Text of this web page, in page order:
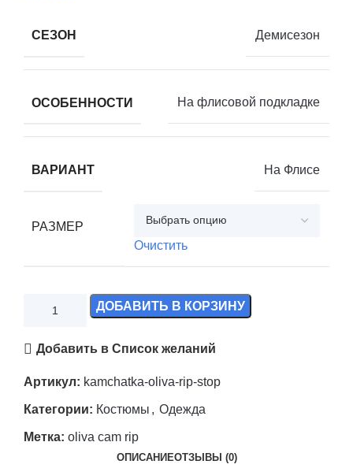
СЕЗОН Демисезон
ОСОБЕННОСТИ На флисовой подкладке
ВАРИАНТ На Флисе
РАЗМЕР
Очистить
ДОБАВИТЬ В КОРЗИНУ
Добавить в Список желаний
Артикул: kamchatka-oliva-rip-stop
Категории: Костюмы , Одежда
Метка: oliva cam rip
ОПИСАНИЕОТЗЫВЫ (0)